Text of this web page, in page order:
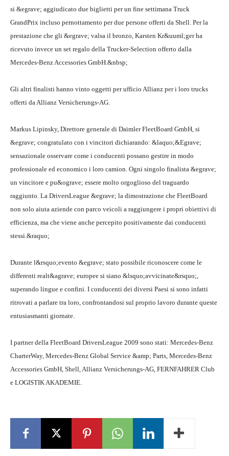
si &egrave; aggiudicato due biglietti per un fine settimana Truck
GrandPrix incluso pernottamento per due persone offerti da Shell. Per la
prestazione che gli &egrave; valsa il bronzo, Karsten Kr&uuml;ger ha
ricevuto invece un set regalo della Trucker-Selection offerto dalla
Mercedes-Benz Accessories GmbH.&nbsp;
Gli altri finalisti hanno vinto oggetti per ufficio Allianz per i loro trucks
offerti da Allianz Versicherungs-AG.
Markus Lipinsky, Direttore generale di Daimler FleetBoard GmbH, si
&egrave; congratulato con i vincitori dichiarando: &laquo;&Egrave;
sensazionale osservare come i conducenti possano gestire in modo
professionale ed economico i loro camion. Ogni singolo finalista &egrave;
un vincitore e pu&ograve; essere molto orgoglioso del traguardo
raggiunto. La DriversLeague &egrave; la dimostrazione che FleetBoard
non solo aiuta aziende con parco veicoli a raggiungere i propri obiettivi di
efficienza, ma che viene anche percepito positivamente dai conducenti
stessi.&raquo;
Durante l&rsquo;evento &egrave; stato possibile riconoscere come le
differenti realt&agrave; europee si siano &lsquo;avvicinate&rsquo;,
superando lingue e confini. I conducenti dei diversi Paesi si sono infatti
ritrovati a parlare tra loro, confrontandosi sul proprio lavoro durante queste
entusiasmanti giornate.
I partner della FleetBoard DriversLeague 2009 sono stati: Mercedes-Benz
CharterWay, Mercedes-Benz Global Service &amp; Parts, Mercedes-Benz
Accessories GmbH, Shell, Allianz Versicherungs-AG, FERNFAHRER Club
e LOGISTIK AKADEMIE.